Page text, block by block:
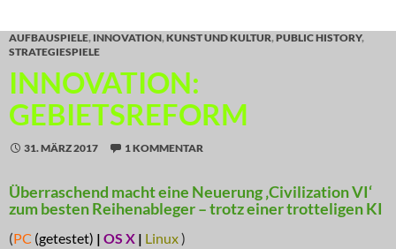
AUFBAUSPIELE, INNOVATION, KUNST UND KULTUR, PUBLIC HISTORY,
STRATEGIESPIELE
INNOVATION:
GEBIETSREFORM
31. MÄRZ 2017 1 KOMMENTAR
Überraschend macht eine Neuerung ‚Civilization VI‘
zum besten Reihenableger – trotz einer trotteligen KI
(PC (getestet) | OS X | Linux)